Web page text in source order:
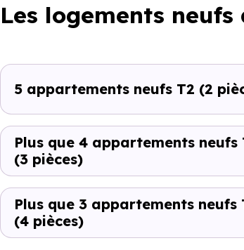
Les logements
5 appartements neufs T2 (2
Plus que 4 appartements neufs
(3 pièces)
Plus que 3 appartements neufs
(4 pièces)